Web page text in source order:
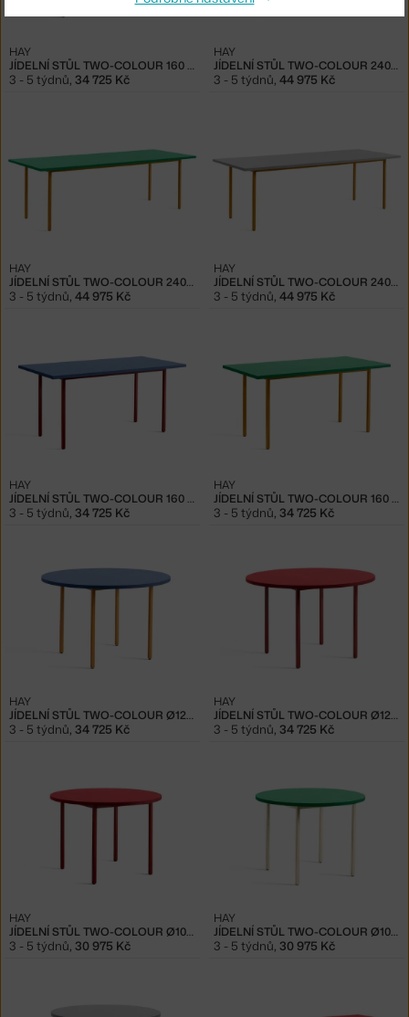
JÍDELNÍ STŮL TWO-COLOUR 160 CM, IVORY/GREEN
HAY
3 - 5 týdnů, 34 725 Kč
JÍDELNÍ STŮL TWO-COLOUR 240 CM, OCHRE/BLUE
HAY
3 - 5 týdnů, 44 975 Kč
JÍDELNÍ STŮL TWO-COLOUR 240 CM, OCHRE/GREEN
HAY
3 - 5 týdnů, 44 975 Kč
JÍDELNÍ STŮL TWO-COLOUR 240 CM, OCHRE/LIGHT GREY
HAY
3 - 5 týdnů, 44 975 Kč
JÍDELNÍ STŮL TWO-COLOUR 160 CM, RED/BLUE
HAY
3 - 5 týdnů, 34 725 Kč
JÍDELNÍ STŮL TWO-COLOUR 160 CM, OCHRE/GREEN
HAY
3 - 5 týdnů, 34 725 Kč
JÍDELNÍ STŮL TWO-COLOUR Ø120, OCHRE/BLUE
HAY
3 - 5 týdnů, 34 725 Kč
JÍDELNÍ STŮL TWO-COLOUR Ø120, MAROON RED/RED
HAY
3 - 5 týdnů, 34 725 Kč
JÍDELNÍ STŮL TWO-COLOUR Ø105, MAROON RED/RED
HAY
3 - 5 týdnů, 30 975 Kč
JÍDELNÍ STŮL TWO-COLOUR Ø105, IVORY/GREEN
HAY
3 - 5 týdnů, 30 975 Kč